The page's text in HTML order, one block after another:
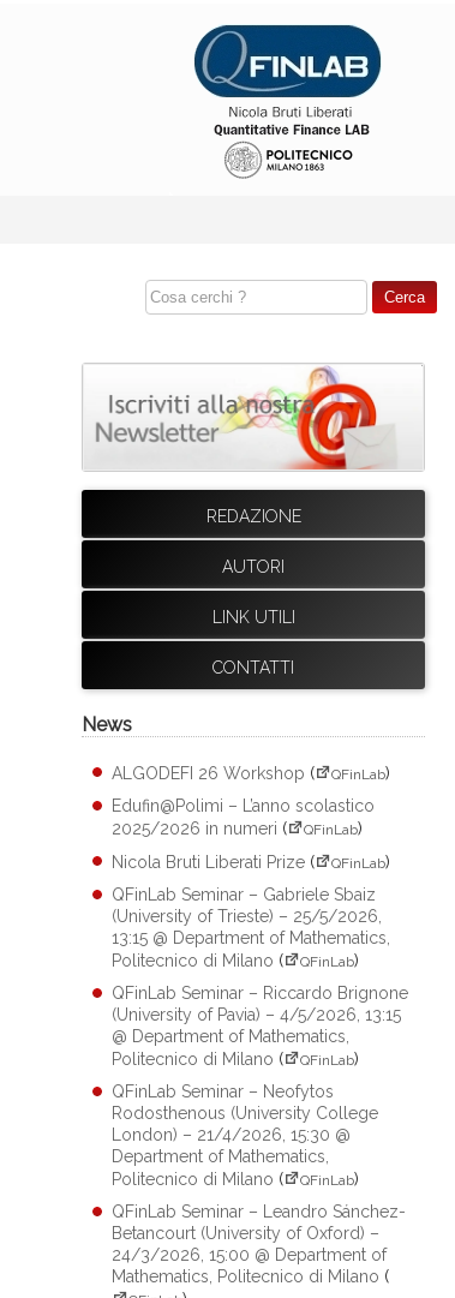
REDAZIONE
AUTORI
LINK UTILI
CONTATTI
News
ALGODEFI 26 Workshop ( QFinLab)
Edufin@Polimi – L’anno scolastico
2025/2026 in numeri ( QFinLab)
Nicola Bruti Liberati Prize ( QFinLab)
QFinLab Seminar – Gabriele Sbaiz
(University of Trieste) – 25/5/2026,
13:15 @ Department of Mathematics,
Politecnico di Milano ( QFinLab)
QFinLab Seminar – Riccardo Brignone
(University of Pavia) – 4/5/2026, 13:15
@ Department of Mathematics,
Politecnico di Milano ( QFinLab)
QFinLab Seminar – Neofytos
Rodosthenous (University College
London) – 21/4/2026, 15:30 @
Department of Mathematics,
Politecnico di Milano ( QFinLab)
QFinLab Seminar – Leandro Sánchez-
Betancourt (University of Oxford) –
24/3/2026, 15:00 @ Department of
Mathematics, Politecnico di Milano (